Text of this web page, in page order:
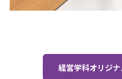
経営学科オリジ